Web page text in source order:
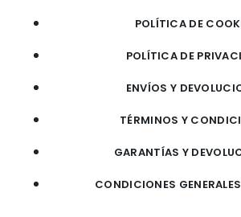
POLÍTICA DE
POLÍTICA DE
ENVÍOS Y
TÉRMINOS Y
GARANTÍAS Y
CONDICIONES